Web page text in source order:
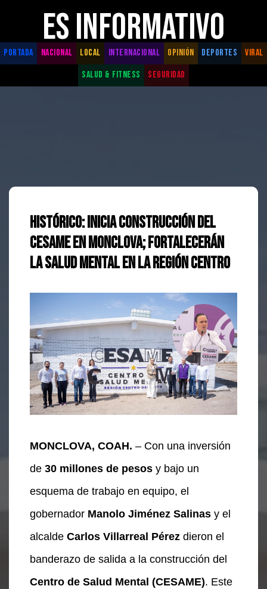
ES INFORMATIVO
PORTADA NACIONAL LOCAL INTERNACIONAL OPINIÓN DEPORTES
VIRAL
SALUD & FITNESS
SEGURIDAD
Histórico: Inicia construcción del
CESAME en Monclova; fortalecerán
la salud mental en la Región Centro
MONCLOVA, COAH. – Con una inversión
de 30 millones de pesos y bajo un
esquema de trabajo en equipo, el
gobernador Manolo Jiménez Salinas y el
alcalde Carlos Villarreal Pérez dieron el
banderazo de salida a la construcción del
Centro de Salud Mental (CESAME). Este